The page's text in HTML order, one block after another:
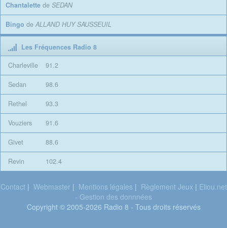
Chantalette de SEDAN
Bingo de ALLAND HUY SAUSSEUIL
Les Fréquences Radio 8
Charleville
91.2
Sedan 98.6
Rethel 93.3
Vouziers 91.6
Givet 88.6
Revin 102.4
Contact| Webmaster| Mentions légales | Règlement Jeux | Eliou.net
- Gestion des donnnées
Copyright © 2005-2026 Radio 8 - Tous droits réservés